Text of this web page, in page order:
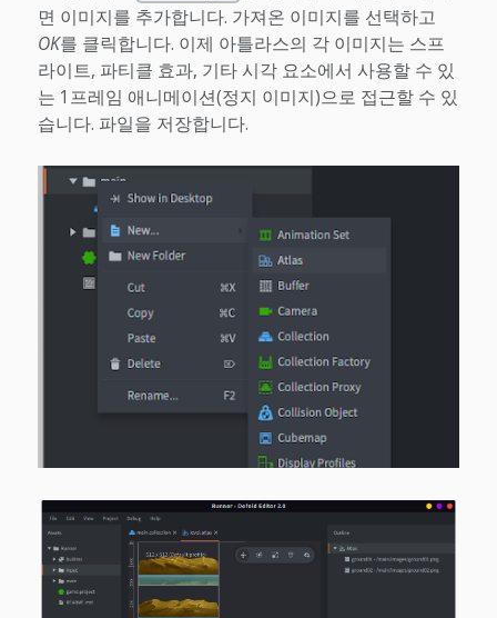
면 이미지를 추가합니다. 가져온 이미지를 선택하고
OK를 클릭합니다. 이제 아틀라스의 각 이미지는 스프
라이트, 파티클 효과, 기타 시각 요소에서 사용할 수 있
는 1프레임 애니메이션(정지 이미지)으로 접근할 수 있
습니다. 파일을 저장합니다.